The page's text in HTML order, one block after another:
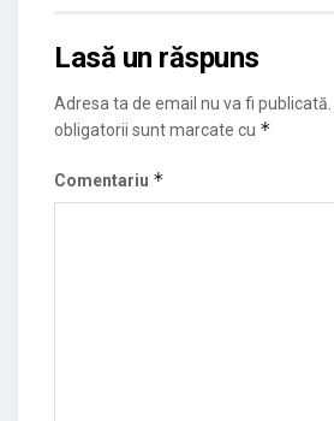
Lasă un răspuns
Adresa ta de email nu va fi publicată.
obligatorii sunt marcate cu *
Comentariu *